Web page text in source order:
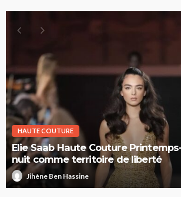
HAUTE COUTURE
Elie Saab Haute Couture
nuit comme territoire de liberté
Jihène Ben Hassine